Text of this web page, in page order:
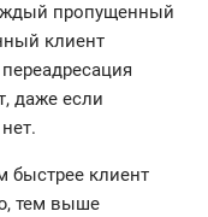
пропущенный
клиент
даже если
быстрее клиент
тем выше